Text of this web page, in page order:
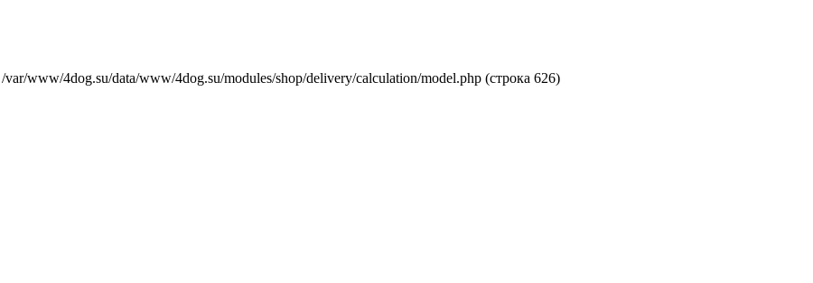
www/4dog.su/data/www/4dog.su/modules/shop/delivery/calculation/model.php (строка 626)